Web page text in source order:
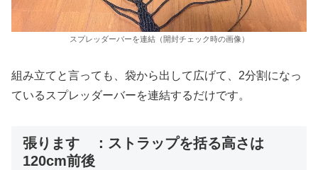
スプレッダーバーを連結（開封チェック時の画像）
組み立てと言っても、袋から出して広げて、2分割になっ
ているスプレッダーバーを連結するだけです。
張ります ：ストラップを括る高さは
120cm前後